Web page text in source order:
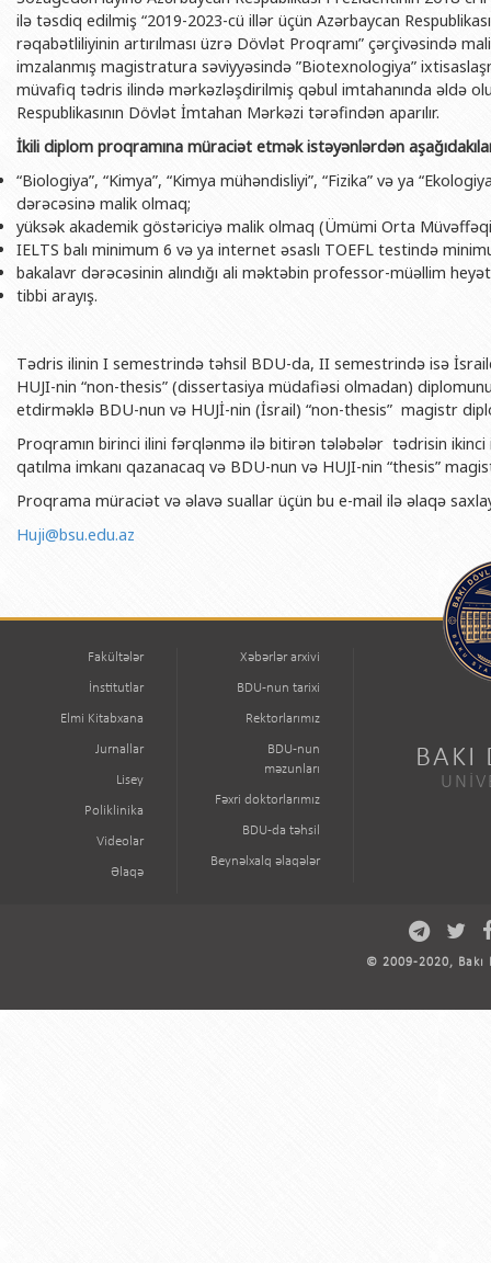
BDU-nun məzunları
Fəxri doktorlarımız
BDU-da təhsil
BDU-da tədris olunan ixtisaslar
İnsan resursları və hüquq şöbəsi
Sənədlər və Müraciətlərlə iş
Maliyyə və təminat Departamenti
Keyfiyyətin təminatı, monitorinq
İdman-sağlamlıq Mərkəzi
BDU-nun Nəşr Evi
Geologiya fakültəsi
Filologiya fakültəsi
Tarix fakültəsi
Beynəlxalq
İnformasiya və
Şərqşünasliq
Şəxsi
Publik
ilə təsdiq edilmiş “2019-2023-cü illər üçün Azərbaycan
rəqabətliliyinin artırılması üzrə Dövlət Proqramı” çərçivəsində
imzalanmış magistratura səviyyəsində ”Biotexnologiya”
müvafiq tədris ilində mərkəzləşdirilmiş qəbul imtahanında əldə
Respublikasının Dövlət İmtahan Mərkəzi tərəfindən aparılır.
İkili diplom proqramına müraciət etmək istəyənlərdən
“Biologiya”, “Kimya”, “Kimya mühəndisliyi”, “Fizika” və ya
dərəcəsinə malik olmaq;
yüksək akademik göstəriciyə malik olmaq (Ümümi Orta
IELTS balı minimum 6 və ya internet əsaslı TOEFL testində
bakalavr dərəcəsinin alındığı ali məktəbin professor-müəllim
tibbi arayış.
Tədris ilinin I semestrində təhsil BDU-da, II semestrində isə
HUJI-nin “non-thesis” (dissertasiya müdafiəsi olmadan)
etdirməklə BDU-nun və HUJİ-nin (İsrail) “non-thesis” magistr
Proqramın birinci ilini fərqlənmə ilə bitirən tələbələr tədrisin ikinci
qatılma imkanı qazanacaq və BDU-nun və HUJI-nin “thesis”
Proqrama müraciət və əlavə suallar üçün bu e-mail ilə əlaqə
Huji@bsu.edu.az
Fakültələr
İnstitutlar
Elmi Kitabxana
Jurnallar
Lisey
Poliklinika
Videolar
Əlaqə
Xəbərlər arxivi
BDU-nun tarixi
Rektorlarımız
BDU-nun
məzunları
Fəxri doktorlarımız
BDU-da təhsil
Beynəlxalq əlaqələr
BAKI
© 2009-2020,